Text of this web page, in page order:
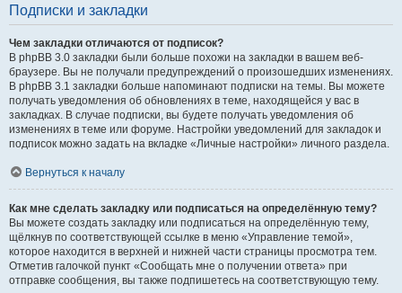
Подписки и закладки
Чем закладки отличаются от подписок?
В phpBB 3.0 закладки были больше похожи на закладки в вашем веб-
браузере. Вы не получали предупреждений о произошедших изменениях.
В phpBB 3.1 закладки больше напоминают подписки на темы. Вы можете
получать уведомления об обновлениях в теме, находящейся у вас в
закладках. В случае подписки, вы будете получать уведомления об
изменениях в теме или форуме. Настройки уведомлений для закладок и
подписок можно задать на вкладке «Личные настройки» личного раздела.
Вернуться к началу
Как мне сделать закладку или подписаться на определённую тему?
Вы можете создать закладку или подписаться на определённую тему,
щёлкнув по соответствующей ссылке в меню «Управление темой»,
которое находится в верхней и нижней части страницы просмотра тем.
Отметив галочкой пункт «Сообщать мне о получении ответа» при
отправке сообщения, вы также подпишетесь на соответствующую тему.